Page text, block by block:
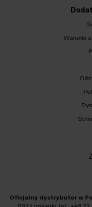
Warunki
Oficjalny dystrybutor w